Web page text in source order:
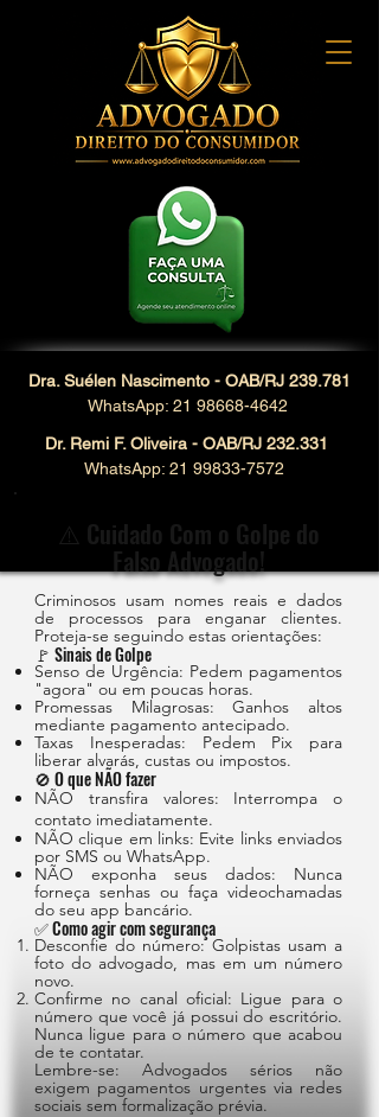
Dra. Suélen Nascimento - OAB/RJ 239.781
WhatsApp: 21 98668-4642
Dr. Remi F. Oliveira - OAB/RJ 232.331
WhatsApp: 21 99833-7572
⚠️ Cuidado Com o Golpe do
Falso Advogado!
Criminosos usam nomes reais e dados
de processos para enganar clientes.
Proteja-se seguindo estas orientações:
🚩 Sinais de Golpe
Senso de Urgência: Pedem pagamentos
"agora" ou em poucas horas.
Promessas Milagrosas: Ganhos altos
mediante pagamento antecipado.
Taxas Inesperadas: Pedem Pix para
liberar alvarás, custas ou impostos.
🚫 O que NÃO fazer
NÃO transfira valores: Interrompa o
contato imediatamente.
NÃO clique em links: Evite links enviados
por SMS ou WhatsApp.
NÃO exponha seus dados: Nunca
forneça senhas ou faça videochamadas
do seu app bancário.
✅ Como agir com segurança
Desconfie do número: Golpistas usam a
foto do advogado, mas em um número
novo.
Confirme no canal oficial: Ligue para o
número que você já possui do escritório.
Nunca ligue para o número que acabou
de te contatar.
Lembre-se: Advogados sérios não
exigem pagamentos urgentes via redes
sociais sem formalização prévia.